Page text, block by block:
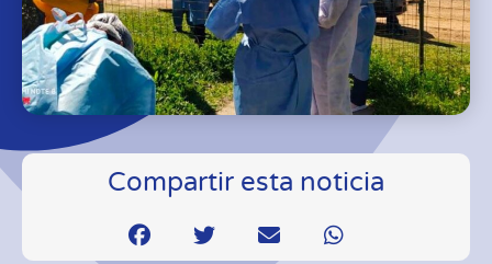
Compartir esta noticia